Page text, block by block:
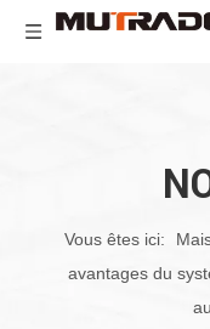
Vous êtes ici:
avantages du